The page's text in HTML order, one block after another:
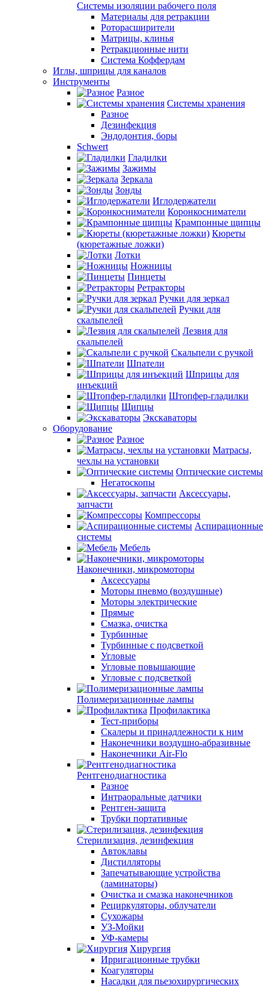
Системы изоляции рабочего поля
Материалы для ретракции
Роторасширители
Матрицы, клинья
Ретракционные нити
Система Коффердам
Иглы, шприцы для каналов
Инструменты
Разное
Системы хранения
Разное
Дезинфекция
Эндодонтия, боры
Schwert
Гладилки
Зажимы
Зеркала
Зонды
Иглодержатели
Коронкосниматели
Крампонные щипцы
Кюреты
(кюретажные ложки)
Лотки
Ножницы
Пинцеты
Ретракторы
Ручки для зеркал
Ручки для
скальпелей
Лезвия для
скальпелей
Скальпели с ручкой
Шпатели
Шприцы для
инъекций
Штопфер-гладилки
Щипцы
Экскаваторы
Оборудование
Разное
Матрасы,
чехлы на установки
Оптические системы
Негатоскопы
Аксессуары,
запчасти
Компрессоры
Аспирационные
системы
Мебель
Наконечники, микромоторы
Аксессуары
Моторы пневмо (воздушные)
Моторы электрические
Прямые
Смазка, очистка
Турбинные
Турбинные с подсветкой
Угловые
Угловые повышающие
Угловые с подсветкой
Полимеризационные лампы
Профилактика
Тест-приборы
Скалеры и принадлежности к ним
Наконечники воздушно-абразивные
Наконечники Air-Flo
Рентгенодиагностика
Разное
Интраоральные датчики
Рентген-защита
Трубки портативные
Стерилизация, дезинфекция
Автоклавы
Дистилляторы
Запечатывающие устройства
(ламинаторы)
Очистка и смазка наконечников
Рециркуляторы, облучатели
Сухожары
УЗ-Мойки
УФ-камеры
Хирургия
Ирригационные трубки
Коагуляторы
Насадки для пьезохирургических